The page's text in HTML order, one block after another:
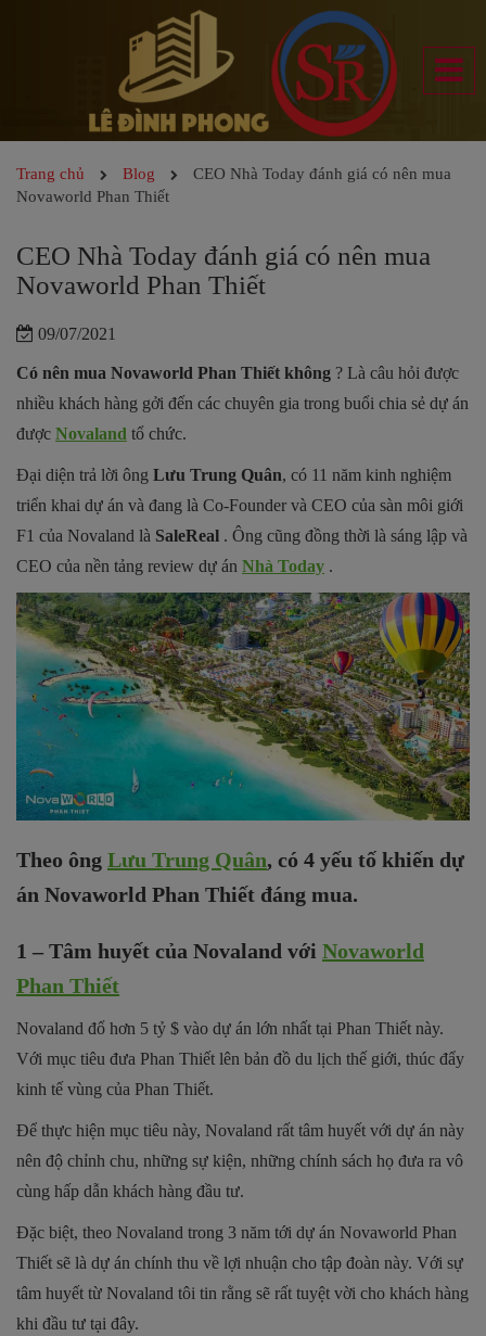
Trang chủ Blog
CEO Nhà Today đánh giá có nên mua
Novaworld Phan Thiết
CEO Nhà Today đánh giá có nên mua
Novaworld Phan Thiết
09/07/2021
Có nên mua Novaworld Phan Thiết không ? Là câu hỏi được
nhiều khách hàng gởi đến các chuyên gia trong buổi chia sẻ dự án
được Novaland tổ chức.
Đại diện trả lời ông Lưu Trung Quân, có 11 năm kinh nghiệm
triển khai dự án và đang là Co-Founder và CEO của sàn môi giới
F1 của Novaland là SaleReal . Ông cũng đồng thời là sáng lập và
CEO của nền tảng review dự án Nhà Today .
Theo ông Lưu Trung Quân, có 4 yếu tố khiến dự
án Novaworld Phan Thiết đáng mua.
1 – Tâm huyết của Novaland với Novaworld
Phan Thiết
Novaland đổ hơn 5 tỷ $ vào dự án lớn nhất tại Phan Thiết này.
Với mục tiêu đưa Phan Thiết lên bản đồ du lịch thế giới, thúc đẩy
kinh tế vùng của Phan Thiết.
Để thực hiện mục tiêu này, Novaland rất tâm huyết với dự án này
nên độ chỉnh chu, những sự kiện, những chính sách họ đưa ra vô
cùng hấp dẫn khách hàng đầu tư.
Đặc biệt, theo Novaland trong 3 năm tới dự án Novaworld Phan
Thiết sẽ là dự án chính thu về lợi nhuận cho tập đoàn này. Với sự
tâm huyết từ Novaland tôi tin rằng sẽ rất tuyệt vời cho khách hàng
khi đầu tư tại đây.